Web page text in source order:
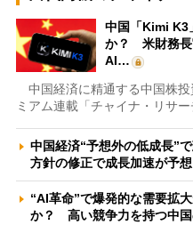
中国「Kimi K3
か？ 米財務長
AI…
中国経済に精通する中国株投
ミアム連載「チャイナ・リサ
中国経済“予想外の低成長”
方針の修正で成長加速が予
“AI革命”で爆発的な需要拡
か？ 高い競争力を持つ中